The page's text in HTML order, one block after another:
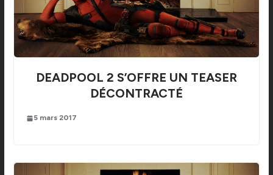
DEADPOOL 2 S’OFFRE UN TEASER
DÉCONTRACTÉ
5 mars 2017